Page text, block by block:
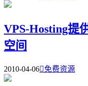
VPS-Hosting提
空间
2010-04-06免费资源